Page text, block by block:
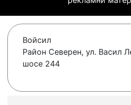
Войсил
Район Северен, ул. Васил
шосе 244